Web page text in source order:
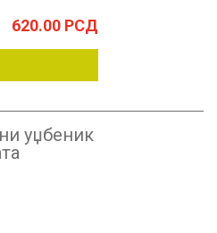
620.00 РСД
уџбеник